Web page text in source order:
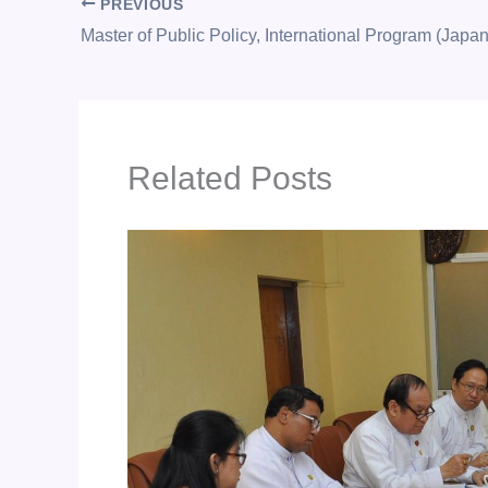
PREVIOUS
Master of Public Policy, International Program
Related Posts